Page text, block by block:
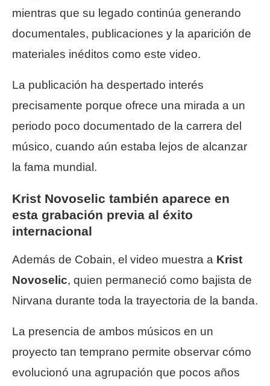
mientras que su legado continúa generando
documentales, publicaciones y la aparición de
materiales inéditos como este video.
La publicación ha despertado interés
precisamente porque ofrece una mirada a un
periodo poco documentado de la carrera del
músico, cuando aún estaba lejos de alcanzar
la fama mundial.
Krist Novoselic también aparece en
esta grabación previa al éxito
internacional
Además de Cobain, el video muestra a Krist
Novoselic, quien permaneció como bajista de
Nirvana durante toda la trayectoria de la banda.
La presencia de ambos músicos en un
proyecto tan temprano permite observar cómo
evolucionó una agrupación que pocos años